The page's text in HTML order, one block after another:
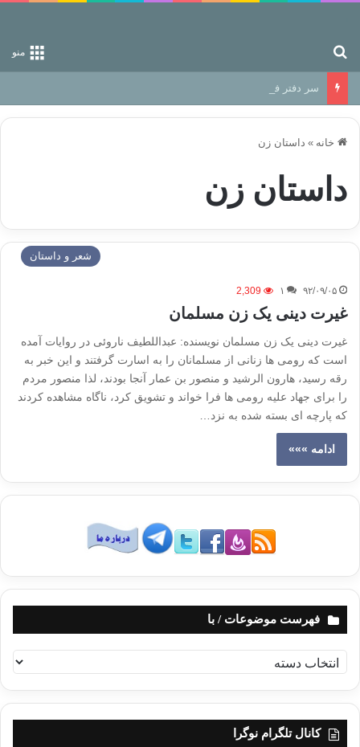
منو
سر دفتر فساد در زمین‌، دوری وکناره‌گیری از راه خداست‌!
خانه » داستان زن
داستان زن
شعر و داستان
۹۲/۰۹/۰۵ ۱ 2,309
غیرت دینی یک زن مسلمان
غیرت دینی یک زن مسلمان نویسنده: عبداللطیف ناروئی در روایات آمده
است که رومی ها زنانی از مسلمانان را به اسارت گرفتند و این خبر به
رقه رسید، هارون الرشید و منصور بن عمار آنجا بودند، لذا منصور مردم
را برای جهاد علیه رومی ها فرا خواند و تشویق کرد، ناگاه مشاهده کردند
که پارچه ای بسته شده به نزد…
ادامه »»»
فهرست موضوعات / با
ه
ر
کانال تلگرام نوگرا